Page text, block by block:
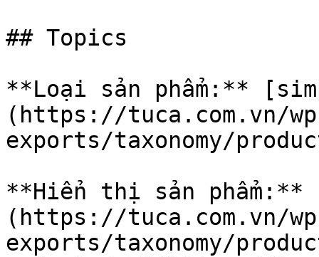
## Topics
**Loại sản phẩm:**
(https://tuca.com.vn/
exports/taxonomy/
**Hiển thị sản
(https://tuca.com.vn/
exports/taxonomy/